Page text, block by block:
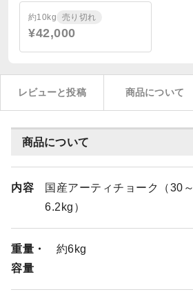
約10kg 売り切れ
¥42,000
レビューと投稿 商品について
商品について
内容
国産アーティチョーク（30
6.2kg）
重量・
容量
約6kg